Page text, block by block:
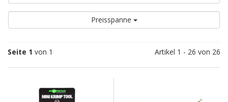
Preisspanne
Seite 1 von 1 Artikel 1 - 26 von 26